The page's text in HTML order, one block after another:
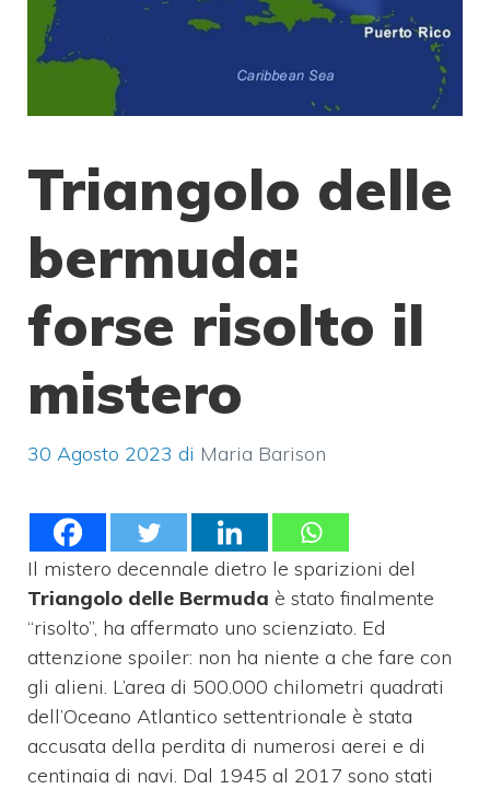
Triangolo delle
bermuda:
forse risolto il
mistero
30 Agosto 2023 di Maria Barison
Il mistero decennale dietro le sparizioni del
Triangolo delle Bermuda è stato finalmente
“risolto”, ha affermato uno scienziato. Ed
attenzione spoiler: non ha niente a che fare con
gli alieni. L’area di 500.000 chilometri quadrati
dell’Oceano Atlantico settentrionale è stata
accusata della perdita di numerosi aerei e di
centinaia di navi. Dal 1945 al 2017 sono stati